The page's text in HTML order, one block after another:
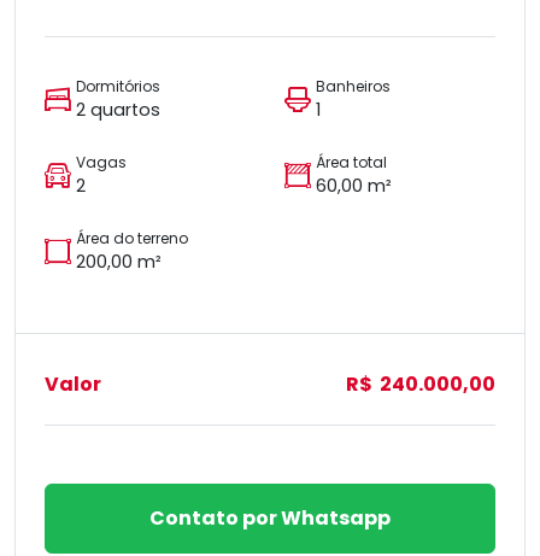
Dormitórios
2 quartos
Banheiros
1
Vagas
2
Área total
60,00 m²
Área do terreno
200,00 m²
Valor R$ 240.000,00
Contato por Whatsapp